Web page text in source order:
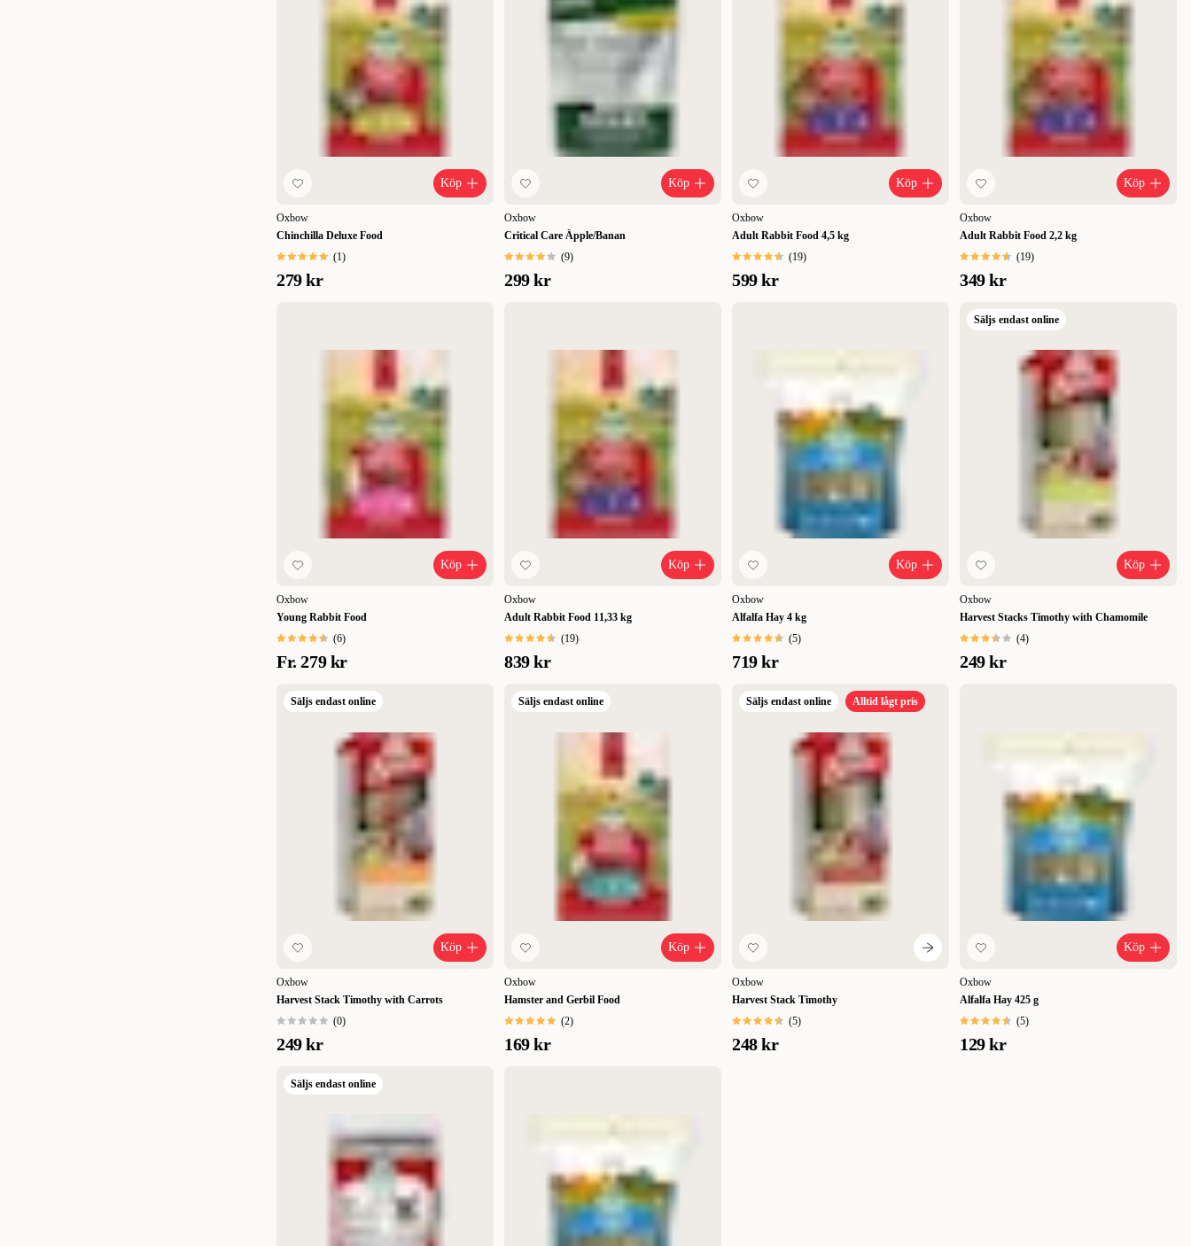
Köp
Oxbow
Chinchilla Deluxe Food
(1)
279 kr
Köp
Oxbow
Critical Care Äpple/Banan
(9)
299 kr
Köp
Oxbow
Adult Rabbit Food 4,5 kg
(19)
599 kr
Köp
Oxbow
Adult Rabbit Food 2,2 kg
(19)
349 kr
Köp
Oxbow
Young Rabbit Food
(6)
Fr. 279 kr
Köp
Oxbow
Adult Rabbit Food 11,33 kg
(19)
839 kr
Köp
Oxbow
Alfalfa Hay 4 kg
(5)
719 kr
Säljs endast online
Köp
Oxbow
Harvest Stacks Timothy with Chamomile
(4)
249 kr
Säljs endast online
Köp
Oxbow
Harvest Stack Timothy with Carrots
(0)
249 kr
Säljs endast online
Köp
Oxbow
Hamster and Gerbil Food
(2)
169 kr
Säljs endast online Alltid lågt pris
Oxbow
Harvest Stack Timothy
(5)
248 kr
Köp
Oxbow
Alfalfa Hay 425 g
(5)
129 kr
Säljs endast online